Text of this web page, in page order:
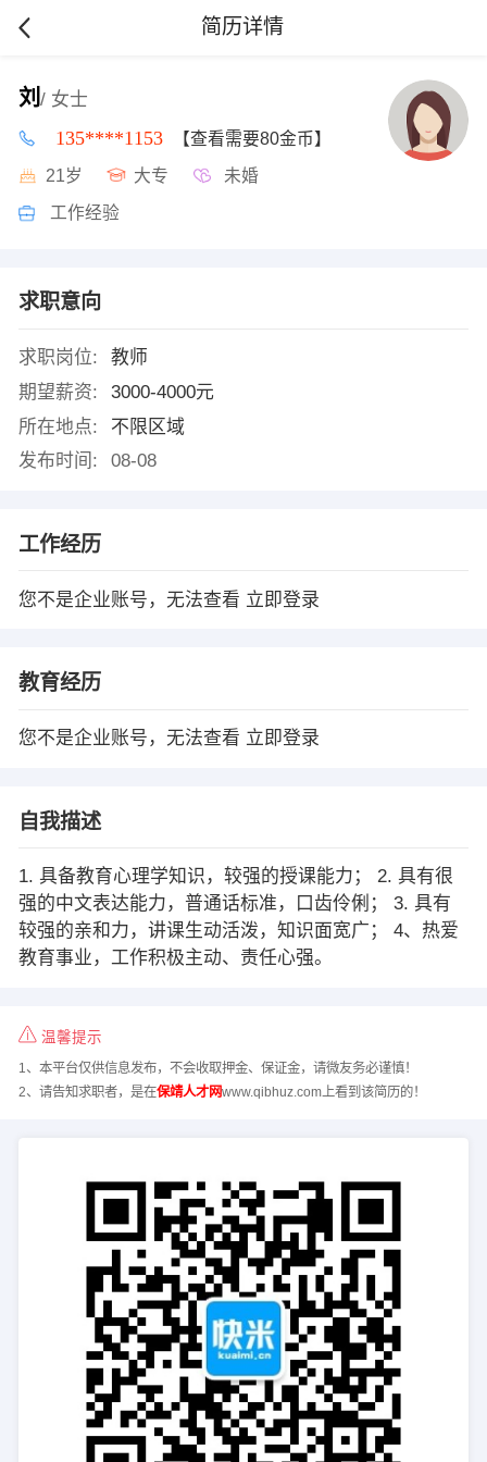
简历详情
刘 / 女士
135****1153 【查看需要80金币】
21岁 大专 未婚
工作经验
求职意向
求职岗位:
教师
期望薪资:
3000-4000元
所在地点:
不限区域
发布时间:
08-08
工作经历
您不是企业账号，无法查看 立即登录
教育经历
您不是企业账号，无法查看 立即登录
自我描述
1. 具备教育心理学知识，较强的授课能力； 2. 具有很
强的中文表达能力，普通话标准，口齿伶俐； 3. 具有
较强的亲和力，讲课生动活泼，知识面宽广； 4、热爱
教育事业，工作积极主动、责任心强。
温馨提示
1、本平台仅供信息发布，不会收取押金、保证金，请微友务必谨慎！
2、请告知求职者，是在保靖人才网www.qibhuz.com上看到该简历的！